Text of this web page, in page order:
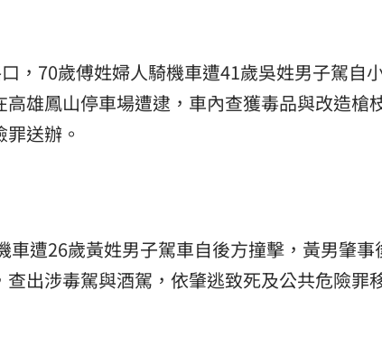
，70歲傅姓婦人騎機車遭41歲吳姓男子駕自
雄鳳山停車場遭逮，車內查獲毒品與改造槍
送辦。
遭26歲黃姓男子駕車自後方撞擊，黃男肇事
出涉毒駕與酒駕，依肇逃致死及公共危險罪